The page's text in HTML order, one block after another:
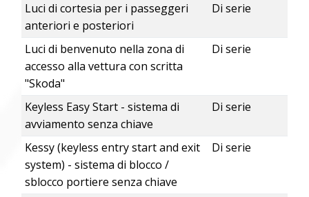
Luci di cortesia per i passeggeri
anteriori e posteriori
Di serie
Luci di benvenuto nella zona di
accesso alla vettura con scritta
"Skoda"
Di serie
Keyless Easy Start - sistema di
avviamento senza chiave
Di serie
Kessy (keyless entry start and exit
system) - sistema di blocco /
sblocco portiere senza chiave
Di serie